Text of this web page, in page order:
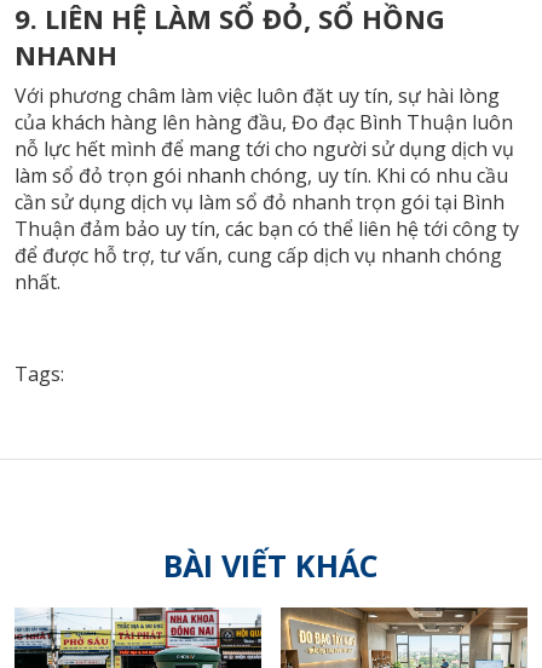
9. LIÊN HỆ LÀM SỔ ĐỎ, SỔ HỒNG
NHANH
Với phương châm làm việc luôn đặt uy tín, sự hài lòng
của khách hàng lên hàng đầu, Đo đạc Bình Thuận luôn
nỗ lực hết mình để mang tới cho người sử dụng dịch vụ
làm sổ đỏ trọn gói nhanh chóng, uy tín. Khi có nhu cầu
cần sử dụng dịch vụ làm sổ đỏ nhanh trọn gói tại Bình
Thuận đảm bảo uy tín, các bạn có thể liên hệ tới công ty
để được hỗ trợ, tư vấn, cung cấp dịch vụ nhanh chóng
nhất.
Tags:
BÀI VIẾT KHÁC